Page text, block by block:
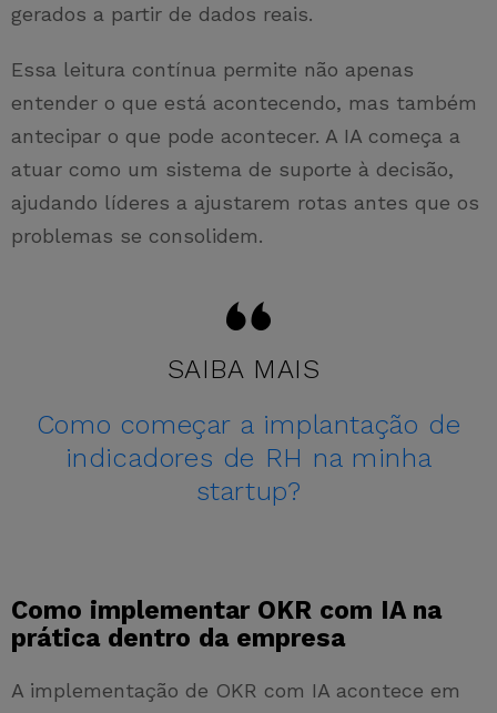
gerados a partir de dados reais.
Essa leitura contínua permite não apenas
entender o que está acontecendo, mas também
antecipar o que pode acontecer. A IA começa a
atuar como um sistema de suporte à decisão,
ajudando líderes a ajustarem rotas antes que os
problemas se consolidem.
SAIBA MAIS
Como começar a implantação de
indicadores de RH na minha
startup?
Como implementar OKR com IA na
prática dentro da empresa
A implementação de OKR com IA acontece em